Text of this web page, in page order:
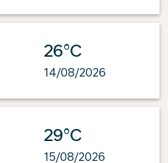
26°C
14/08/2026
29°C
15/08/2026